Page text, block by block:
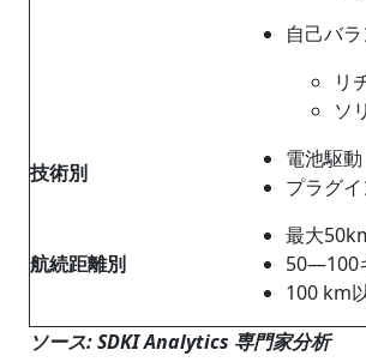
自己バ
リ
ソ
技術別
電池駆動
プラグ
航続距離別
最大
50―100
100 km
ソース: SDKI Analytics 専門家分析